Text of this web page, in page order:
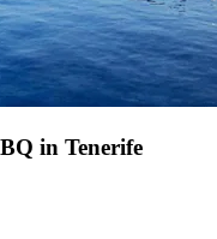
in Tenerife